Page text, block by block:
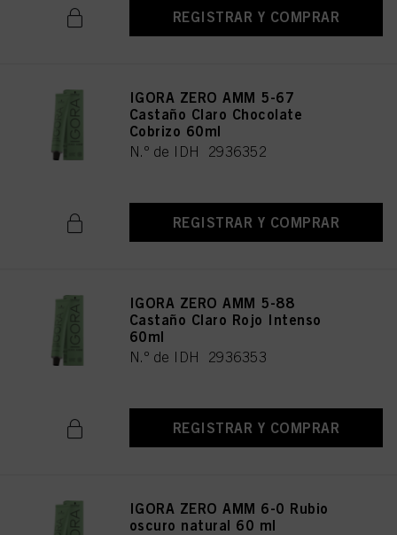
REGISTRAR Y COMPRAR
IGORA ZERO AMM 5-67
Castaño Claro Chocolate
Cobrizo 60ml
N.º de IDH 2936352
REGISTRAR Y COMPRAR
IGORA ZERO AMM 5-88
Castaño Claro Rojo Intenso
60ml
N.º de IDH 2936353
REGISTRAR Y COMPRAR
IGORA ZERO AMM 6-0 Rubio
oscuro natural 60 ml